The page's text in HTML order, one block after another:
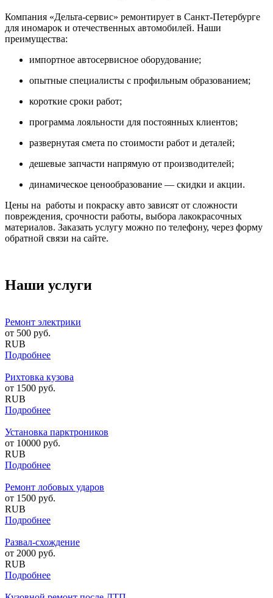
Компания «Дельта-сервис» ремонтирует в Санкт-Петербурге
для иномарок и отечественных автомобилей. Наши
преимущества:
импортное автосервисное оборудование;
опытные специалисты с профильным образованием;
короткие сроки работ;
программа лояльности для постоянных клиентов;
развернутая смета по стоимости работ и деталей;
дешевые запчасти напрямую от производителей;
динамическое ценообразование — скидки и акции.
Цены на работы и покраску авто зависят от сложности
повреждения, срочности работы, выбора лакокрасочных
материалов. Заказать услугу можно по телефону, через форму
обратной связи на сайте.
Наши услуги
Ремонт электрики
от 500 руб.
RUB
Подробнее
Рихтовка кузова
от 1500 руб.
RUB
Подробнее
Установка парктроников
от 10000 руб.
RUB
Подробнее
Ремонт лобовых ударов
от 1500 руб.
RUB
Подробнее
Развал-схождение
от 2000 руб.
RUB
Подробнее